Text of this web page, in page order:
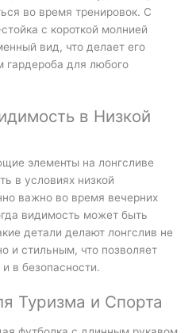
во время тренировок. С
с короткой молнией
вид, что делает его
гардероба для любого
в Низкой
элементы на лонгсливе
в условиях низкой
важно во время вечерних
видимость может быть
детали делают лонгслив не
и стильным, что позволяет
в безопасности.
Туризма и Спорта